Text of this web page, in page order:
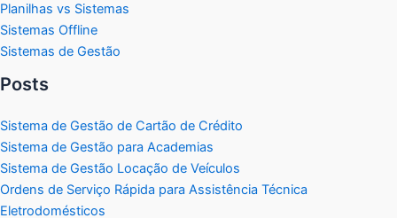
Planilhas vs Sistemas
Sistemas Offline
Sistemas de Gestão
Posts
Sistema de Gestão de Cartão de Crédito
Sistema de Gestão para Academias
Sistema de Gestão Locação de Veículos
Ordens de Serviço Rápida para Assistência Técnica
Eletrodomésticos